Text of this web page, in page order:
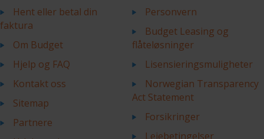
Hent eller betal din
faktura
Om Budget
Hjelp og FAQ
Kontakt oss
Sitemap
Partnere
Personvern
Budget Leasing og
flåteløsninger
Lisensieringsmuligheter
Norwegian Transparency
Act Statement
Forsikringer
Leiebetingelser